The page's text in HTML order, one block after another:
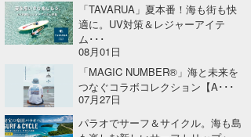
「TAVARUA」夏本番！海も街も快
適に。UV対策＆レジャーアイテ
ム･･･
08月01日
「MAGIC NUMBER®」海と未来を
つなぐコラボコレクション【A･･･
07月27日
パラオでサーフ＆サイクル。海も島